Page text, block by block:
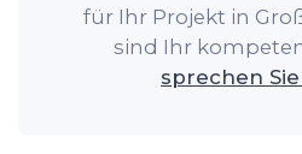
für Ihr Projekt in
sind Ihr
sprechen